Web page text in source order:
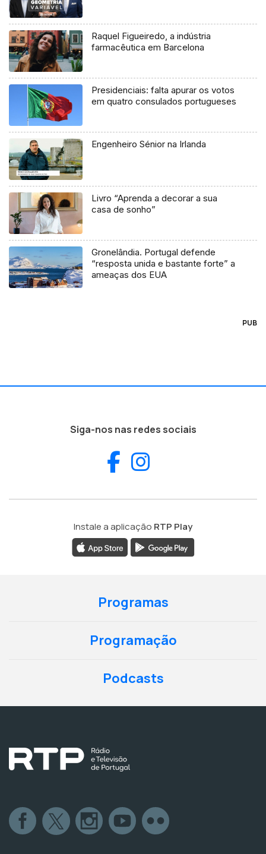
Raquel Figueiredo, a indústria
farmacêutica em Barcelona
Presidenciais: falta apurar os votos
em quatro consulados portugueses
Engenheiro Sénior na Irlanda
Livro “Aprenda a decorar a sua
casa de sonho”
Gronelândia. Portugal defende
“resposta unida e bastante forte” a
ameaças dos EUA
PUB
Siga-nos nas redes sociais
Facebook
Instale a aplicação RTP Play
Programas
Programação
Podcasts